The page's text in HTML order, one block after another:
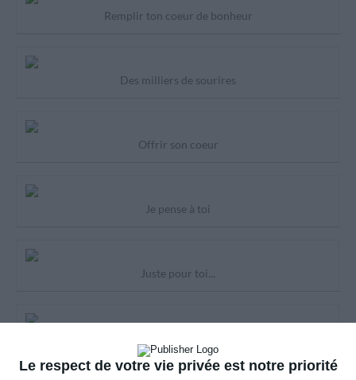
Le respect de votre vie privée est notre priorité
Remplir ton coeur de bonheur
Des milliers de sourires
Offrir son coeur
Je pense à toi
Juste pour toi...